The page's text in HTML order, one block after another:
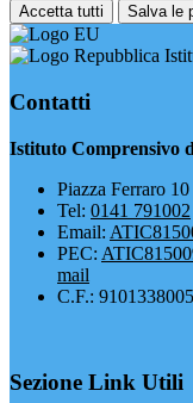
Accetta tutti Salva le
Contatti
Istituto Comprensivo
Piazza Ferraro
Tel: 0141 791002
Email:
PEC:
mail
C.F.:
Sezione Link Utili